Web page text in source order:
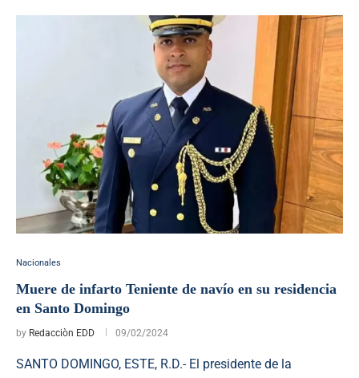
Nacionales
Muere de infarto Teniente de navío en su residencia
en Santo Domingo
by Redacciòn EDD 09/02/2024
SANTO DOMINGO, ESTE, R.D.- El presidente de la